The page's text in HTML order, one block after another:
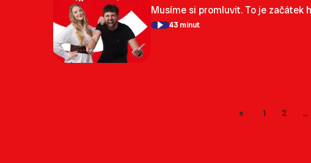
Musíme si promluvit. To je začátek
43 minut
1 2